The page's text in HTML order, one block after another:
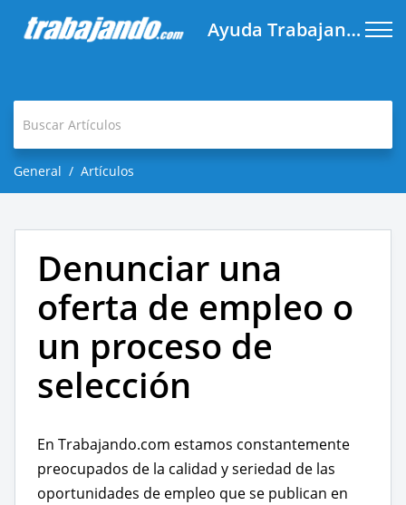
Ayuda Trabajando.com
General Artículos
Denunciar una
oferta de empleo o
un proceso de
selección
En Trabajando.com estamos constantemente
preocupados de la calidad y seriedad de las
oportunidades de empleo que se publican en